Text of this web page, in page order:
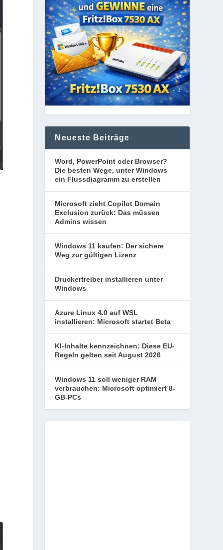
Neueste Beiträge
Word, PowerPoint oder Browser?
Die besten Wege, unter Windows
ein Flussdiagramm zu erstellen
Microsoft zieht Copilot Domain
Exclusion zurück: Das müssen
Admins wissen
Windows 11 kaufen: Der sichere
Weg zur gültigen Lizenz
Druckertreiber installieren unter
Windows
Azure Linux 4.0 auf WSL
installieren: Microsoft startet Beta
KI-Inhalte kennzeichnen: Diese EU-
Regeln gelten seit August 2026
Windows 11 soll weniger RAM
verbrauchen: Microsoft optimiert 8-
GB-PCs